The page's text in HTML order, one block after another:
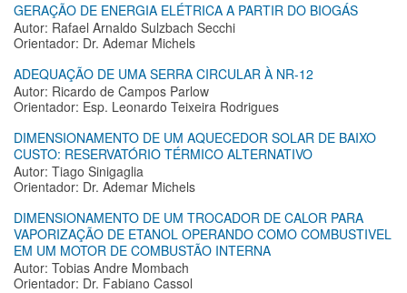
GERAÇÃO DE ENERGIA ELÉTRICA A PARTIR DO BIOGÁS
Autor: Rafael Arnaldo Sulzbach Secchi
Orientador: Dr. Ademar Michels
ADEQUAÇÃO DE UMA SERRA CIRCULAR À NR-12
Autor: Ricardo de Campos Parlow
Orientador: Esp. Leonardo Teixeira Rodrigues
DIMENSIONAMENTO DE UM AQUECEDOR SOLAR DE BAIXO
CUSTO: RESERVATÓRIO TÉRMICO ALTERNATIVO
Autor: Tiago Sinigaglia
Orientador: Dr. Ademar Michels
DIMENSIONAMENTO DE UM TROCADOR DE CALOR PARA
VAPORIZAÇÃO DE ETANOL OPERANDO COMO COMBUSTIVEL
EM UM MOTOR DE COMBUSTÃO INTERNA
Autor: Tobias Andre Mombach
Orientador: Dr. Fabiano Cassol